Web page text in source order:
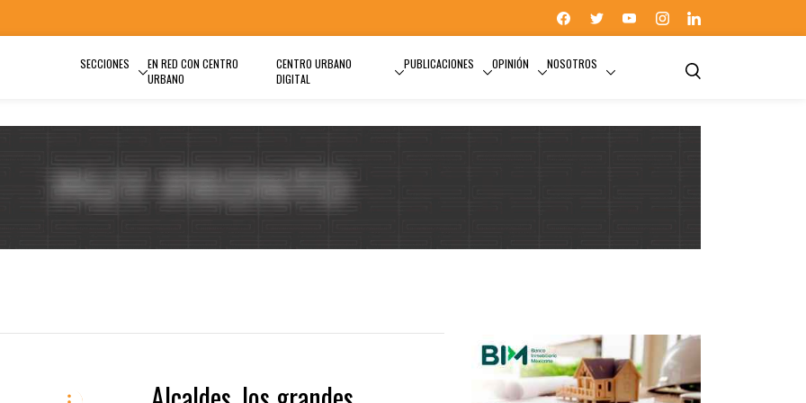
SECCIONES
EN RED CON CENTRO
URBANO
CENTRO URBANO
DIGITAL
PUBLICACIONES OPINIÓN NOSOTROS